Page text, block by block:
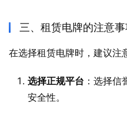
三、租赁电牌的注意事
在选择租赁电牌时，建议注
选择正规平台 ：选择
安全性。